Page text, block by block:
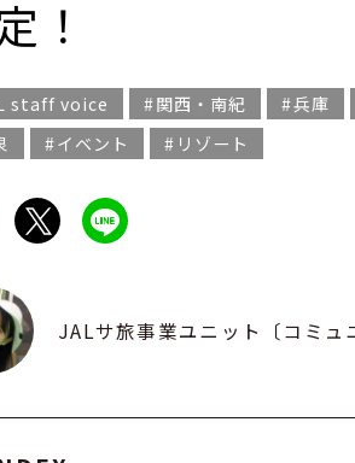
！
staff voice 関西・南紀 兵庫
イベント リゾート
JALサ旅事業ユニット〔コミ